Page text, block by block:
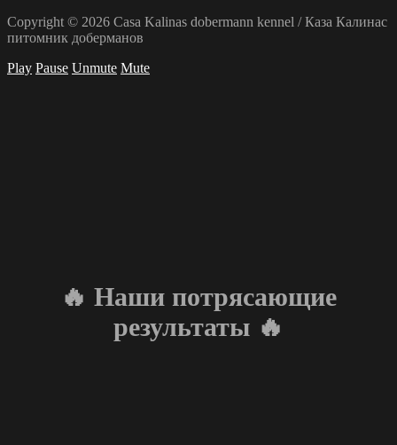
Copyright © 2026 Casa Kalinas dobermann kennel / Каза Калинас
питомник доберманов
Play Pause Unmute Mute
🔥 Наши потрясающие
результаты 🔥